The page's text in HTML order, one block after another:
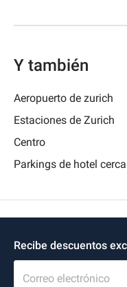
Y también
Aeropuerto de zurich
Estaciones de Zurich
Centro
Parkings de hotel
Recibe descuentos
Correo electrónico